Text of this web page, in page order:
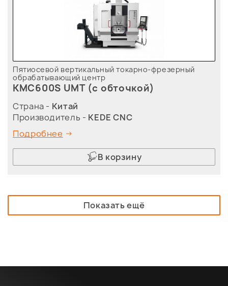
Пятиосевой вертикальный токарно-фрезерный
обрабатывающий центр
KMC600S UMT (с обточкой)
Страна - Китай
Производитель - KEDE CNC
Подробнее
В корзину
Показать ещё